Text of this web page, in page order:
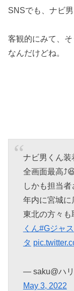
SNSでも、ナビ
客観的にみて、
なんだけどね。
ナビ男くん装
全画面最高
しかも担当者
年内に宮城に
東北の方々も
くん#Gジャ
タ
— saku@ハ
May 3, 2022